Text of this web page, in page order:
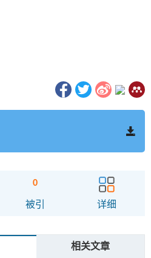
0
被引 详细
相关文章